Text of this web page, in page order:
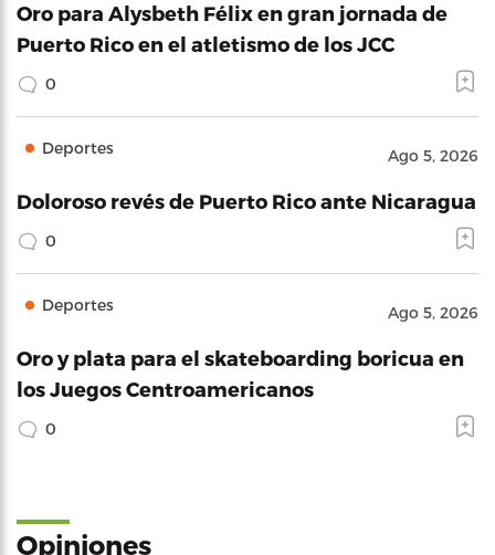
Oro para Alysbeth Félix en gran jornada de
Puerto Rico en el atletismo de los JCC
0
Deportes Ago 5, 2026
Doloroso revés de Puerto Rico ante Nicaragua
0
Deportes Ago 5, 2026
Oro y plata para el skateboarding boricua en
los Juegos Centroamericanos
0
Opiniones